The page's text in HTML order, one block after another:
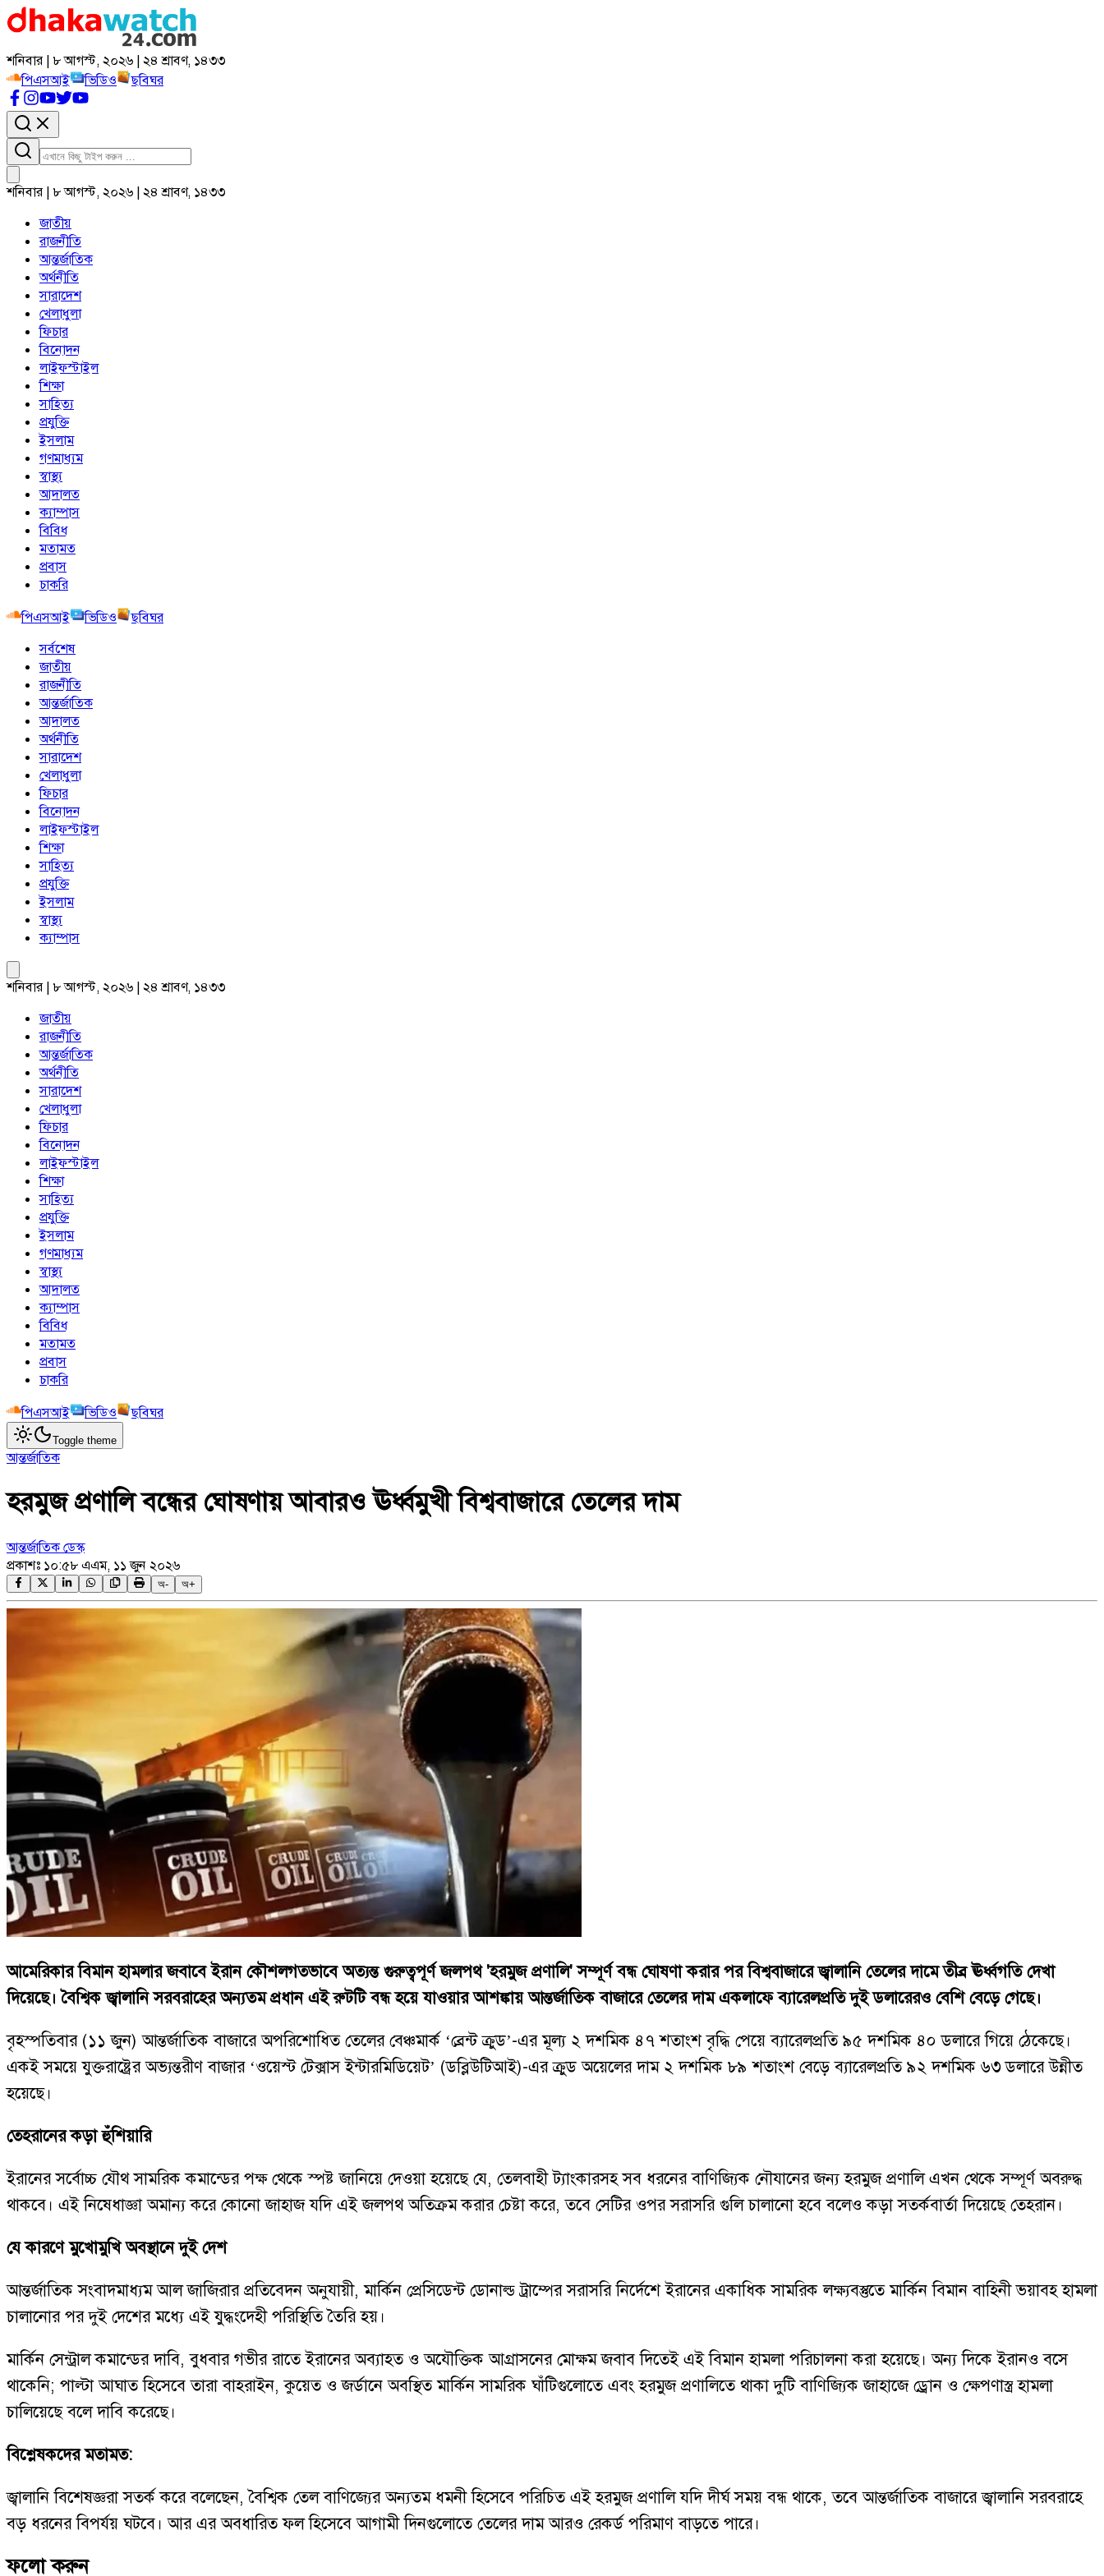
শনিবার | ৮ আগস্ট, ২০২৬ | ২৪ শ্রাবণ, ১৪৩৩
পিএসআই
ভিডিও ছবিঘর
শনিবার | ৮ আগস্ট, ২০২৬ | ২৪ শ্রাবণ, ১৪৩৩
জাতীয়
রাজনীতি
আন্তর্জাতিক
অর্থনীতি
সারাদেশ
খেলাধুলা
ফিচার
বিনোদন
লাইফস্টাইল
শিক্ষা
সাহিত্য
প্রযুক্তি
ইসলাম
গণমাধ্যম
স্বাস্থ্য
আদালত
ক্যাম্পাস
বিবিধ
মতামত
প্রবাস
চাকরি
পিএসআই
ভিডিও
ছবিঘর
সর্বশেষ
জাতীয়
রাজনীতি
আন্তর্জাতিক
আদালত
অর্থনীতি
সারাদেশ
খেলাধুলা
ফিচার
বিনোদন
লাইফস্টাইল
শিক্ষা
সাহিত্য
প্রযুক্তি
ইসলাম
স্বাস্থ্য
ক্যাম্পাস
শনিবার | ৮ আগস্ট, ২০২৬ | ২৪ শ্রাবণ, ১৪৩৩
জাতীয়
রাজনীতি
আন্তর্জাতিক
অর্থনীতি
সারাদেশ
খেলাধুলা
ফিচার
বিনোদন
লাইফস্টাইল
শিক্ষা
সাহিত্য
প্রযুক্তি
ইসলাম
গণমাধ্যম
স্বাস্থ্য
আদালত
ক্যাম্পাস
বিবিধ
মতামত
প্রবাস
চাকরি
পিএসআই
ভিডিও ছবিঘর
Toggle theme
আন্তর্জাতিক
হরমুজ প্রণালি বন্ধের ঘোষণায় আবারও ঊর্ধ্বমুখী বিশ্ববাজারে তেলের দাম
আন্তর্জাতিক ডেস্ক
প্রকাশঃ ১০:৫৮ এএম, ১১ জুন ২০২৬
অ- অ+
আমেরিকার বিমান হামলার জবাবে ইরান কৌশলগতভাবে অত্যন্ত গুরুত্বপূর্ণ জলপথ 'হরমুজ প্রণালি' সম্পূর্ণ বন্ধ ঘোষণা করার পর বিশ্ববাজারে জ্বালানি তেলের দামে তীব্র ঊর্ধ্বগতি দেখা
দিয়েছে। বৈশ্বিক জ্বালানি সরবরাহের অন্যতম প্রধান এই রুটটি বন্ধ হয়ে যাওয়ার আশঙ্কায় আন্তর্জাতিক বাজারে তেলের দাম একলাফে ব্যারেলপ্রতি দুই ডলারেরও বেশি বেড়ে গেছে।
বৃহস্পতিবার (১১ জুন) আন্তর্জাতিক বাজারে অপরিশোধিত তেলের বেঞ্চমার্ক ‘ব্রেন্ট ক্রুড’-এর মূল্য ২ দশমিক ৪৭ শতাংশ বৃদ্ধি পেয়ে ব্যারেলপ্রতি ৯৫ দশমিক ৪০ ডলারে গিয়ে ঠেকেছে।
একই সময়ে যুক্তরাষ্ট্রের অভ্যন্তরীণ বাজার ‘ওয়েস্ট টেক্সাস ইন্টারমিডিয়েট’ (ডব্লিউটিআই)-এর ক্রুড অয়েলের দাম ২ দশমিক ৮৯ শতাংশ বেড়ে ব্যারেলপ্রতি ৯২ দশমিক ৬৩ ডলারে উন্নীত
হয়েছে।
তেহরানের কড়া হুঁশিয়ারি
ইরানের সর্বোচ্চ যৌথ সামরিক কমান্ডের পক্ষ থেকে স্পষ্ট জানিয়ে দেওয়া হয়েছে যে, তেলবাহী ট্যাংকারসহ সব ধরনের বাণিজ্যিক নৌযানের জন্য হরমুজ প্রণালি এখন থেকে সম্পূর্ণ অবরুদ্ধ
থাকবে। এই নিষেধাজ্ঞা অমান্য করে কোনো জাহাজ যদি এই জলপথ অতিক্রম করার চেষ্টা করে, তবে সেটির ওপর সরাসরি গুলি চালানো হবে বলেও কড়া সতর্কবার্তা দিয়েছে তেহরান।
যে কারণে মুখোমুখি অবস্থানে দুই দেশ
আন্তর্জাতিক সংবাদমাধ্যম আল জাজিরার প্রতিবেদন অনুযায়ী, মার্কিন প্রেসিডেন্ট ডোনাল্ড ট্রাম্পের সরাসরি নির্দেশে ইরানের একাধিক সামরিক লক্ষ্যবস্তুতে মার্কিন বিমান বাহিনী ভয়াবহ হামলা
চালানোর পর দুই দেশের মধ্যে এই যুদ্ধংদেহী পরিস্থিতি তৈরি হয়।
মার্কিন সেন্ট্রাল কমান্ডের দাবি, বুধবার গভীর রাতে ইরানের অব্যাহত ও অযৌক্তিক আগ্রাসনের মোক্ষম জবাব দিতেই এই বিমান হামলা পরিচালনা করা হয়েছে। অন্য দিকে ইরানও বসে
থাকেনি; পাল্টা আঘাত হিসেবে তারা বাহরাইন, কুয়েত ও জর্ডানে অবস্থিত মার্কিন সামরিক ঘাঁটিগুলোতে এবং হরমুজ প্রণালিতে থাকা দুটি বাণিজ্যিক জাহাজে ড্রোন ও ক্ষেপণাস্ত্র হামলা
চালিয়েছে বলে দাবি করেছে।
বিশ্লেষকদের মতামত:
জ্বালানি বিশেষজ্ঞরা সতর্ক করে বলেছেন, বৈশ্বিক তেল বাণিজ্যের অন্যতম ধমনী হিসেবে পরিচিত এই হরমুজ প্রণালি যদি দীর্ঘ সময় বন্ধ থাকে, তবে আন্তর্জাতিক বাজারে জ্বালানি সরবরাহে
বড় ধরনের বিপর্যয় ঘটবে। আর এর অবধারিত ফল হিসেবে আগামী দিনগুলোতে তেলের দাম আরও রেকর্ড পরিমাণ বাড়তে পারে।
ফলো করুন